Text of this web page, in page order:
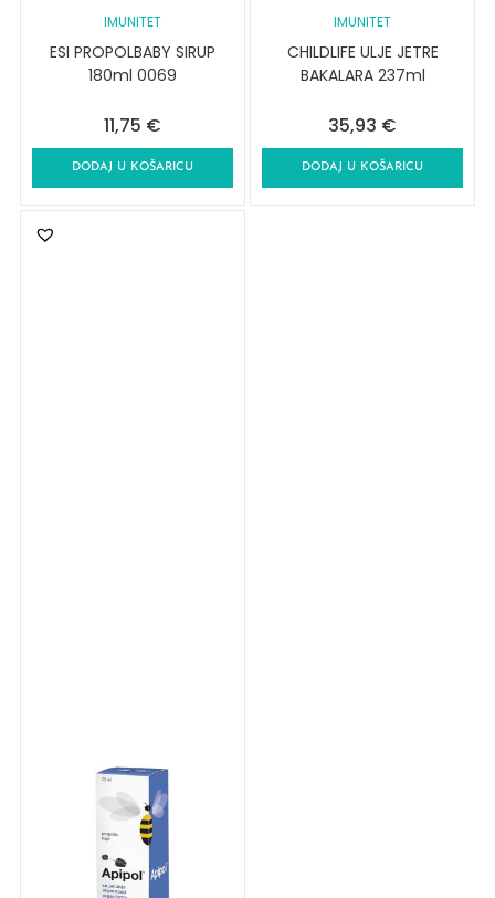
IMUNITET
ESI PROPOLBABY SIRUP
180ml 0069
11,75 €
DODAJ U KOŠARICU
IMUNITET
CHILDLIFE ULJE JETRE
BAKALARA 237ml
35,93 €
DODAJ U KOŠARICU